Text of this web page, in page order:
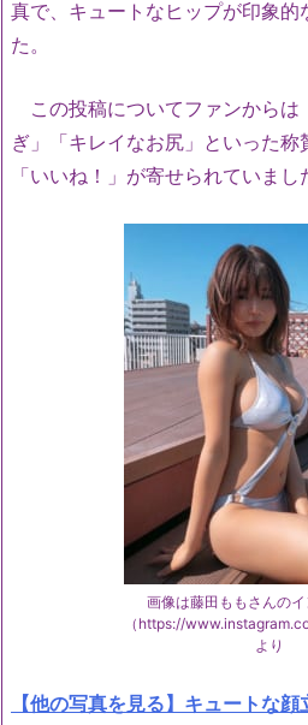
真で、キュートなヒップが印象的
た。
この投稿についてファンからは
ぎ」「キレイなお尻」といった
「いいね！」が寄せられていまし
画像は藤田ももさんの
（https://
より
【他の写真を見る】キュートな